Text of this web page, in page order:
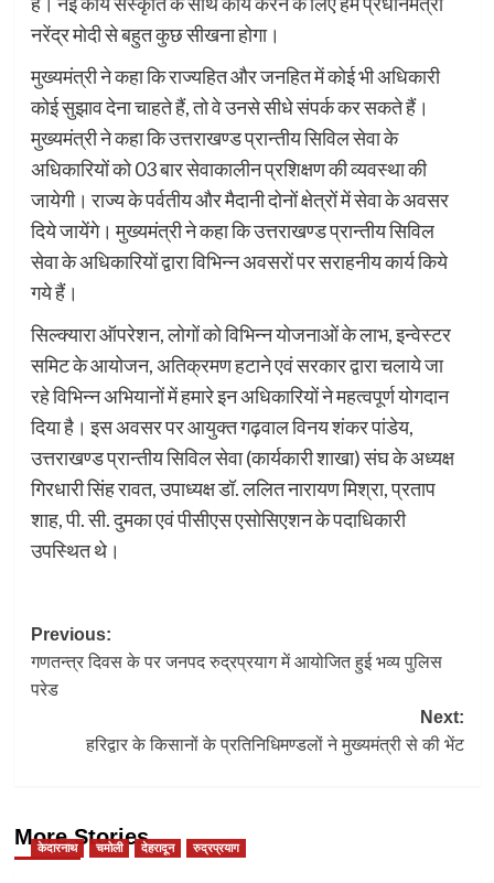
नरेंद्र मोदी से बहुत कुछ सीखना होगा।
मुख्यमंत्री ने कहा कि राज्यहित और जनहित में कोई भी अधिकारी
कोई सुझाव देना चाहते हैं, तो वे उनसे सीधे संपर्क कर सकते हैं।
मुख्यमंत्री ने कहा कि उत्तराखण्ड प्रान्तीय सिविल सेवा के
अधिकारियों को 03 बार सेवाकालीन प्रशिक्षण की व्यवस्था की
जायेगी। राज्य के पर्वतीय और मैदानी दोनों क्षेत्रों में सेवा के अवसर
दिये जायेंगे। मुख्यमंत्री ने कहा कि उत्तराखण्ड प्रान्तीय सिविल
सेवा के अधिकारियों द्वारा विभिन्न अवसरों पर सराहनीय कार्य किये
गये हैं।
सिल्क्यारा ऑपरेशन, लोगों को विभिन्न योजनाओं के लाभ, इन्वेस्टर
समिट के आयोजन, अतिक्रमण हटाने एवं सरकार द्वारा चलाये जा
रहे विभिन्न अभियानों में हमारे इन अधिकारियों ने महत्वपूर्ण योगदान
दिया है। इस अवसर पर आयुक्त गढ़वाल विनय शंकर पांडेय,
उत्तराखण्ड प्रान्तीय सिविल सेवा (कार्यकारी शाखा) संघ के अध्यक्ष
गिरधारी सिंह रावत, उपाध्यक्ष डॉ. ललित नारायण मिश्रा, प्रताप
शाह, पी. सी. दुमका एवं पीसीएस एसोसिएशन के पदाधिकारी
उपस्थित थे।
Post
navigation
Previous:
गणतन्त्र दिवस के पर जनपद रुद्रप्रयाग में आयोजित हुई भव्य पुलिस
परेड
Next:
हरिद्वार के किसानों के प्रतिनिधिमण्डलों ने मुख्यमंत्री से की भेंट
More Stories
केदारनाथ चमोली देहरादून रुद्रप्रयाग